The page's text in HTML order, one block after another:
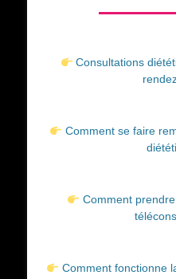
Consultations
Comment se faire
Comment
Comment fonctionne